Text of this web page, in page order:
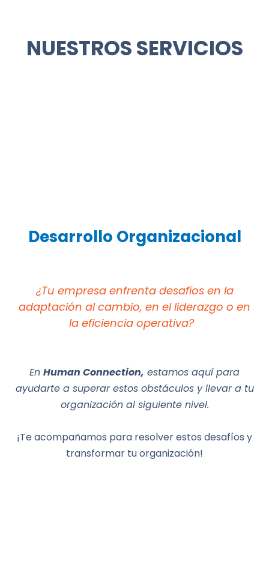
NUESTROS SERVICIOS
Desarrollo Organizacional
¿Tu empresa enfrenta desafíos en la
adaptación al cambio, en el liderazgo o en
la eficiencia operativa?
En Human Connection, estamos aquí para
ayudarte a superar estos obstáculos y llevar a tu
organización al siguiente nivel.
¡Te acompañamos para resolver estos desafíos y
transformar tu organización!